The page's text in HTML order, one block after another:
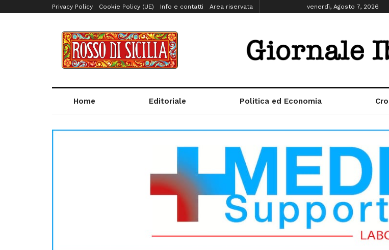
Privacy Policy Cookie Policy (UE) Info e contatti Area riservata venerdì, Agosto 7, 2026
Home Editoriale Politica ed Economia